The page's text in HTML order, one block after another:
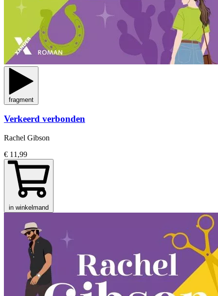
fragment
Verkeerd verbonden
Rachel Gibson
€ 11,99
in winkelmand